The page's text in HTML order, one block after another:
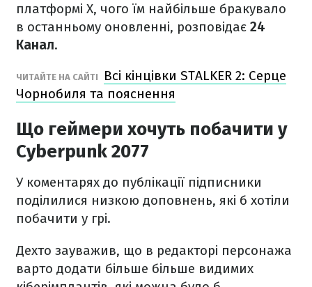
платформі X, чого їм найбільше бракувало
в останньому оновленні, розповідає 24
Канал.
ЧИТАЙТЕ НА САЙТІ
Всі кінцівки STALKER 2: Серце
Чорнобиля та пояснення
Що геймери хочуть побачити у
Cyberpunk 2077
У коментарях до публікації підписники
поділилися низкою доповнень, які б хотіли
побачити у грі.
Дехто зауважив, що в редакторі персонажа
варто додати більше більше видимих